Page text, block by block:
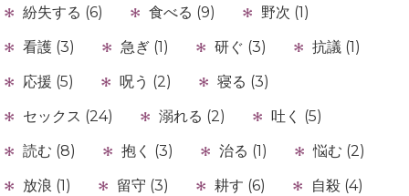
紛失する (6)
食べる (9)
野次 (1)
看護 (3)
急ぎ (1) 研ぐ (3)
抗議 (1)
応援 (5)
呪う (2)
寝る (3)
セックス (24)
溺れる (2)
吐く (5)
読む (8)
抱く (3) 治る (1)
悩む (2)
放浪 (1)
留守 (3) 耕す (6)
自殺 (4)